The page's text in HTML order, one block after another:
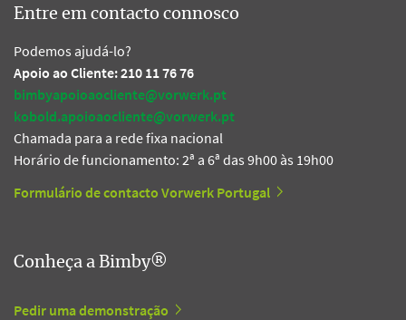
Entre em contacto connosco
Podemos ajudá-lo?
Apoio ao Cliente: 210 11 76 76
bimbyapoioaocliente@vorwerk.pt
kobold.apoioaocliente@vorwerk.pt
Chamada para a rede fixa nacional
Horário de funcionamento: 2ª a 6ª das 9h00 às 19h00
Formulário de contacto Vorwerk Portugal
Conheça a Bimby®
Pedir uma demonstração